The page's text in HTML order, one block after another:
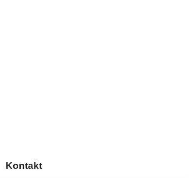
Kontakt